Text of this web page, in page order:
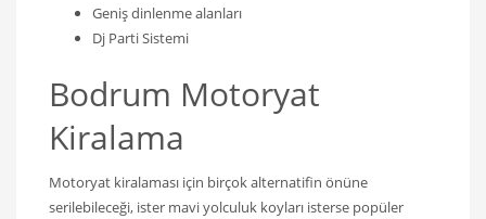
Geniş dinlenme alanları
Dj Parti Sistemi
Bodrum Motoryat
Kiralama
Motoryat kiralaması için birçok alternatifin önüne
serilebileceği, ister mavi yolculuk koyları isterse popüler